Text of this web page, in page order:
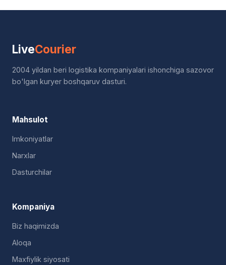
LiveCourier
2004 yildan beri logistika kompaniyalari ishonchiga sazovor
bo'lgan kuryer boshqaruv dasturi.
Mahsulot
Imkoniyatlar
Narxlar
Dasturchilar
Kompaniya
Biz haqimizda
Aloqa
Maxfiylik siyosati